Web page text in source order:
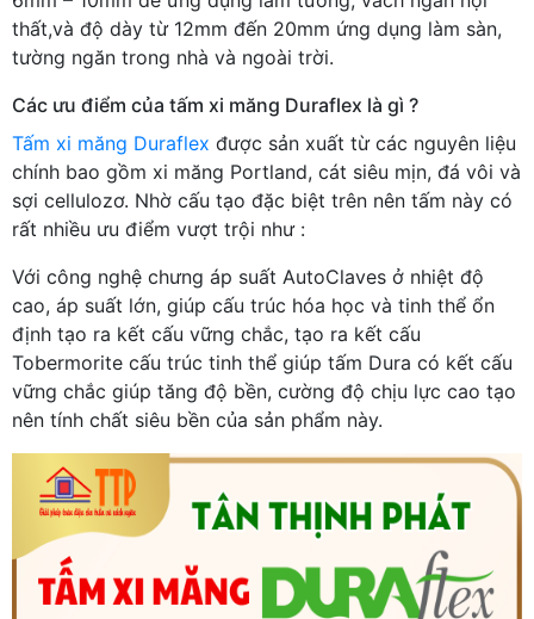
thất,và độ dày từ 12mm đến 20mm ứng dụng làm sàn,
tường ngăn trong nhà và ngoài trời.
Các ưu điểm của tấm xi măng Duraflex là gì ?
Tấm xi măng Duraflex được sản xuất từ các nguyên liệu
chính bao gồm xi măng Portland, cát siêu mịn, đá vôi và
sợi cellulozơ. Nhờ cấu tạo đặc biệt trên nên tấm này có
rất nhiều ưu điểm vượt trội như :
Với công nghệ chưng áp suất AutoClaves ở nhiệt độ
cao, áp suất lớn, giúp cấu trúc hóa học và tinh thể ổn
định tạo ra kết cấu vững chắc, tạo ra kết cấu
Tobermorite cấu trúc tinh thể giúp tấm Dura có kết cấu
vững chắc giúp tăng độ bền, cường độ chịu lực cao tạo
nên tính chất siêu bền của sản phẩm này.